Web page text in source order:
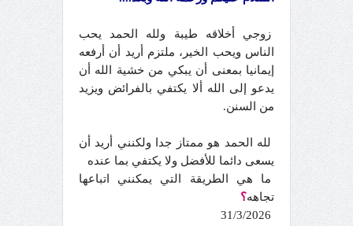
زوجي أخلاقه طيبة ولله الحمد يحب
الناس ويحب الخير، ملتزم أريد أن أرفعه
إيمانيا بمعنى أن يبكي من خشية الله أن
يدعو إلى الله ألا يكتفي بالفرائض ويزيد
من السنن.
لله الحمد هو ممتاز جدا ولكنني أريد أن
يسعى دائما للأفضل ولا يكتفي بما عنده
ما هي الطريقة التي يمكنني اتباعها
تجاهه؟